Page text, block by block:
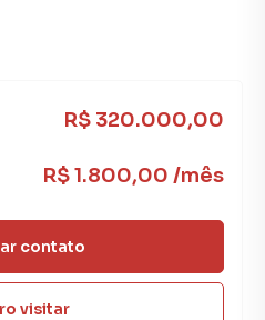
R$ 320.000,00
R$ 1.800,00 /mês
contato
visitar